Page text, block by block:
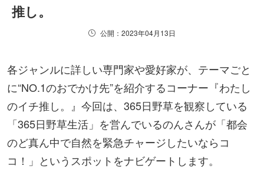
推し。
公開：2023年04月13日
各ジャンルに詳しい専門家や愛好家が、テーマごと
に“NO.1のおでかけ先”を紹介するコーナー『わたし
のイチ推し。』今回は、365日野草を観察している
「365日野草生活」を営んでいるのんさんが「都会
のど真ん中で自然を緊急チャージしたいならコ
コ！」というスポットをナビゲートします。